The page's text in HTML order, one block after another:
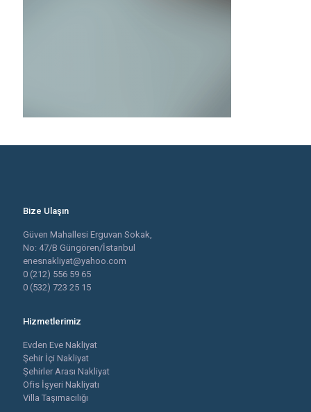
Bize Ulaşın
Güven Mahallesi Erguvan Sokak,
No: 47/B Güngören/İstanbul
enesnakliyat@yahoo.com
0 (212) 556 59 65
0 (532) 723 25 15
Hizmetlerimiz
Evden Eve Nakliyat
Şehir İçi Nakliyat
Şehirler Arası Nakliyat
Ofis İşyeri Nakliyatı
Villa Taşımacılığı